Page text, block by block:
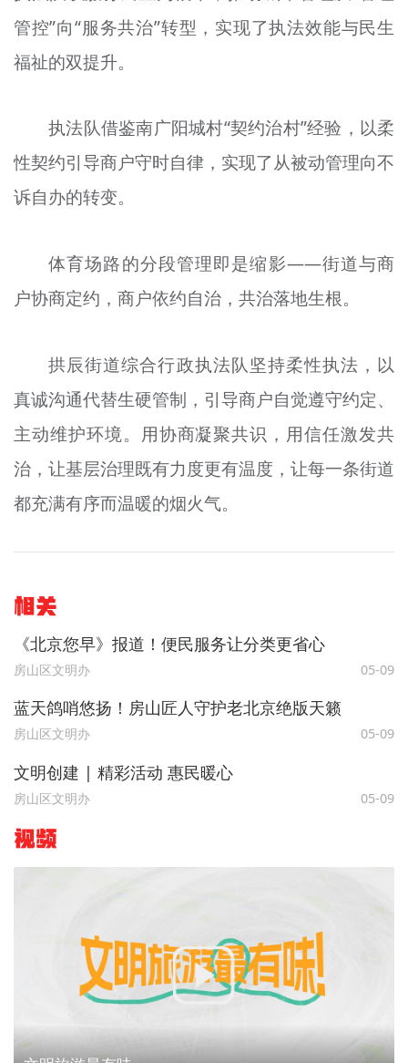
管控”向“服务共治”转型，实现了执法效能与民生
福祉的双提升。
执法队借鉴南广阳城村“契约治村”经验，以柔
性契约引导商户守时自律，实现了从被动管理向不
诉自办的转变。
体育场路的分段管理即是缩影——街道与商
户协商定约，商户依约自治，共治落地生根。
拱辰街道综合行政执法队坚持柔性执法，以
真诚沟通代替生硬管制，引导商户自觉遵守约定、
主动维护环境。用协商凝聚共识，用信任激发共
治，让基层治理既有力度更有温度，让每一条街道
都充满有序而温暖的烟火气。
相关
《北京您早》报道！便民服务让分类更省心
房山区文明办 05-09
蓝天鸽哨悠扬！房山匠人守护老北京绝版天籁
房山区文明办 05-09
文明创建 | 精彩活动 惠民暖心
房山区文明办 05-09
视频